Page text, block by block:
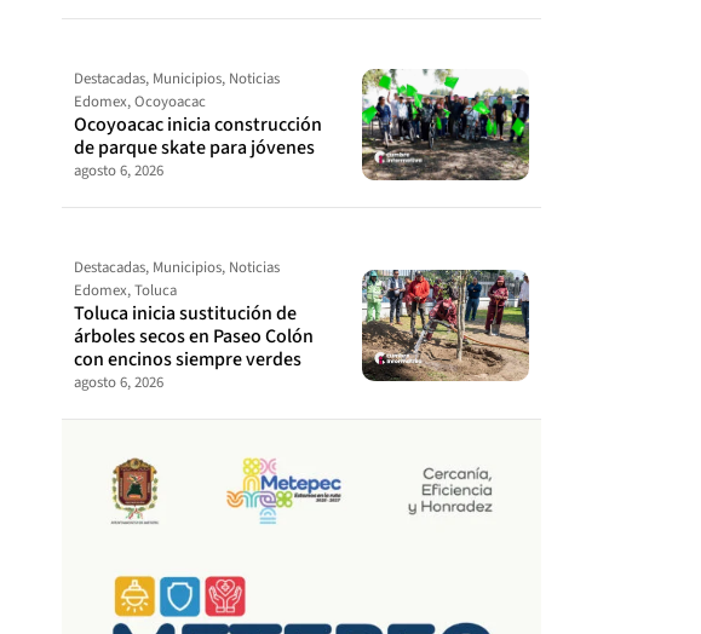
Destacadas, Municipios, Noticias
Edomex,Ocoyoacac
Ocoyoacac inicia construcción
de parque skate para jóvenes
agosto 6, 2026
Destacadas, Municipios, Noticias
Edomex,Toluca
Toluca inicia sustitución de
árboles secos en Paseo Colón
con encinos siempre verdes
agosto 6, 2026